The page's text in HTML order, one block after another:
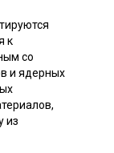
к
со
и ядерных
из